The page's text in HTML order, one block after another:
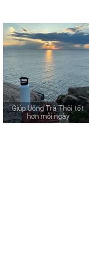
Giúp Uống Trà Thôi tốt
hơn mỗi ngày